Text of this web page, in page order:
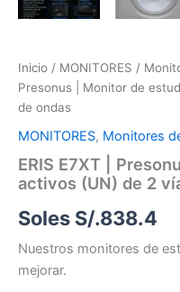
Inicio / MONITORES /
Presonus | Monitor de
de ondas
MONITORES, Monitores
ERIS E7XT |
activos (UN) de 2
Soles S/.838.4
Nuestros monitores de
mejorar.